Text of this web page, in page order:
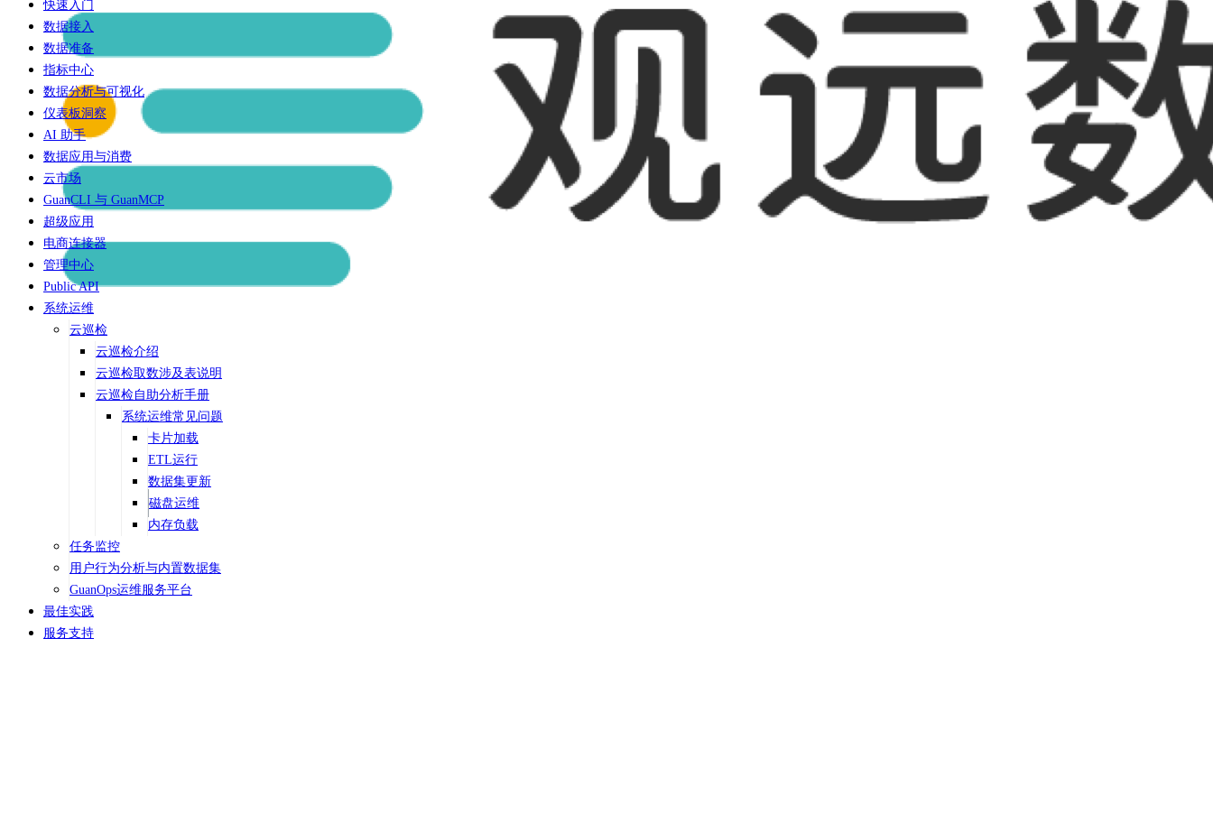
快速入门
数据接入
数据准备
指标中心
数据分析与可视化
仪表板洞察
AI 助手
数据应用与消费
云市场
GuanCLI 与 GuanMCP
超级应用
电商连接器
管理中心
Public API
系统运维
云巡检
云巡检介绍
云巡检取数涉及表说明
云巡检自助分析手册
系统运维常见问题
卡片加载
ETL运行
数据集更新
磁盘运维
内存负载
任务监控
用户行为分析与内置数据集
GuanOps运维服务平台
最佳实践
服务支持